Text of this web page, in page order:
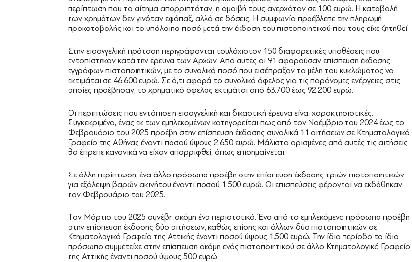
περίπτωση που το αίτημα απορριπτόταν, η αμοιβή τους ανερχόταν σε 100 ευρώ. Η καταβολή
των χρημάτων δεν γινόταν εφάπαξ, αλλά σε δόσεις. Η συμφωνία προέβλεπε την πληρωμή
προκαταβολής και το υπόλοιπο ποσό μετά την έκδοση του πιστοποιητικού που τους είχε ζητηθεί.
Στην εισαγγελική πρόταση περιγράφονται τουλάχιστον 150 διαφορετικές υποθέσεις που
εντοπίστηκαν κατά την έρευνα των Αρχών. Από αυτές οι 91 αφορούσαν επίσπευση έκδοσης
εγγράφων πιστοποιητικών, με το συνολικό ποσό που εισέπραξαν τα μέλη του κυκλώματος να
εκτιμάται σε 46.600 ευρώ. Σε ό,τι αφορά το συνολικό όφελος για τις παράνομες ενέργειες στις
οποίες προέβησαν, το χρηματικό όφελος εκτιμάται από 63.700 έως 92.200 ευρώ.
Οι περιπτώσεις που εντόπισε η εισαγγελική και δικαστική έρευνα είναι χαρακτηριστικές.
Συγκεκριμένα, ένας εκ των εμπλεκομένων κατηγορείται πως από τον Νοέμβριο του 2024 έως το
Φεβρουάριο του 2025 προέβη στην επίσπευση έκδοσης συνολικά 11 αιτήσεων σε Κτηματολογικό
Γραφείο της Αθήνας έναντι ποσού ύψους 2.650 ευρώ. Μάλιστα ορισμένες από αυτές τις αιτήσεις
θα έπρεπε κανονικά να είχαν απορριφθεί, όπως επισημαίνεται.
Σε άλλη περίπτωση, ένα άλλο πρόσωπο προέβη στην επίσπευση έκδοσης τριών πιστοποιητικών
για εξάλειψη βαρών ακινήτου έναντι ποσού 1.500 ευρώ. Οι επισπεύσεις φέρονται να εκδόθηκαν
τον Φεβρουάριο του 2025.
Τον Μάρτιο του 2025 συνέβη ακόμη ένα περιστατικό. Ένα από τα εμπλεκόμενα πρόσωπα προέβη
στην επίσπευση έκδοσης δύο αιτήσεων, καθώς επίσης και άλλων δύο πιστοποιητικών σε
Κτηματολογικό Γραφείο της Αττικής έναντι ποσού ύψους 1.500 ευρώ. Την ίδια περίοδο το ίδιο
πρόσωπο συμμετείχε στην επίσπευση ακόμη ενός πιστοποιητικού σε άλλο Κτηματολογικό Γραφείο
της Αττικής έναντι ποσού ύψους 500 ευρώ.